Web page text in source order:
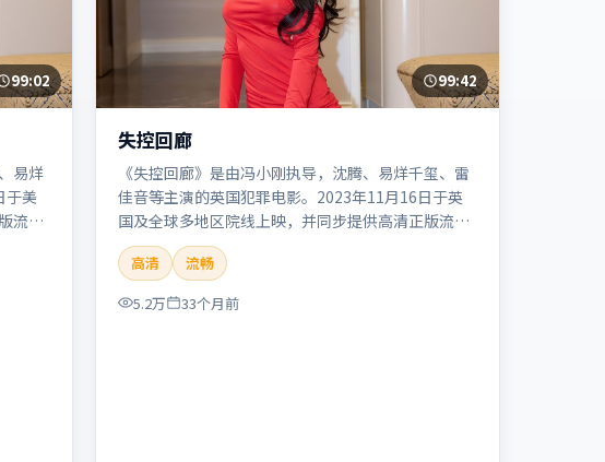
99:02
易烊
于美
流媒
互
检
读
99:42
失控回廊
《失控回廊》是由冯小刚执导，沈腾、易烊千玺、雷
佳音等主演的英国犯罪电影。2023年11月16日于英
国及全球多地区院线上映，并同步提供高清正版流媒
体在线观看。剧情与看点：聚焦案件与人性灰色地
带，张力十足，兼具社会观察与戏剧冲突。本片适合
检索「失控回廊」「冯小刚」「犯罪」「英国」
「2023」「2023-11-16上映」等关键词的影迷阅读
高清
流畅
5.2万
33个月前